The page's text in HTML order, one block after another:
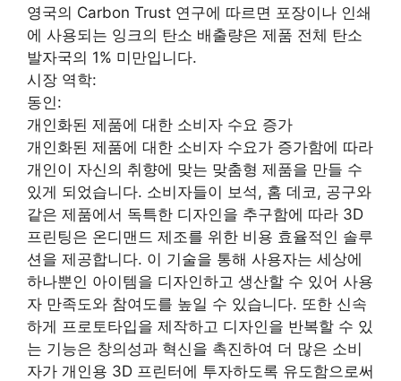
영국의 Carbon Trust 연구에 따르면 포장이나 인쇄
에 사용되는 잉크의 탄소 배출량은 제품 전체 탄소
발자국의 1% 미만입니다.
시장 역학:
동인:
개인화된 제품에 대한 소비자 수요 증가
개인화된 제품에 대한 소비자 수요가 증가함에 따라
개인이 자신의 취향에 맞는 맞춤형 제품을 만들 수
있게 되었습니다. 소비자들이 보석, 홈 데코, 공구와
같은 제품에서 독특한 디자인을 추구함에 따라 3D
프린팅은 온디맨드 제조를 위한 비용 효율적인 솔루
션을 제공합니다. 이 기술을 통해 사용자는 세상에
하나뿐인 아이템을 디자인하고 생산할 수 있어 사용
자 만족도와 참여도를 높일 수 있습니다. 또한 신속
하게 프로토타입을 제작하고 디자인을 반복할 수 있
는 기능은 창의성과 혁신을 촉진하여 더 많은 소비
자가 개인용 3D 프린터에 투자하도록 유도함으로써